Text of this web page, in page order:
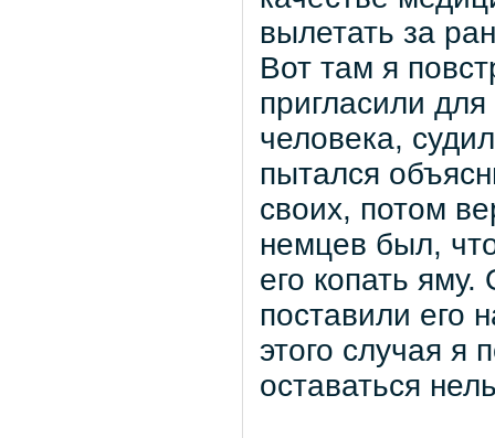
вылетать за
Вот там я
пригласили
человека,
пытался
своих, потом
немцев был,
его копать
поставили его
этого случая я
оставаться